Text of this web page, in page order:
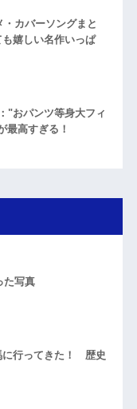
・カバーソングまと
嬉しい名作いっぱ
"おパンツ等身大フィ
最高すぎる！
た写真
に行ってきた！ 歴史